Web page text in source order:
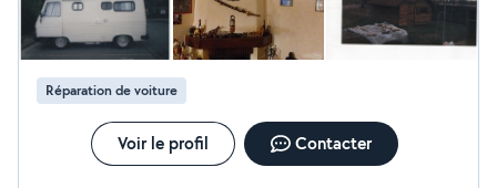
Réparation de voiture
Voir le profil Contacter